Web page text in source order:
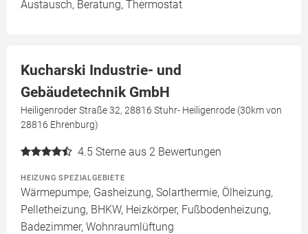
Austausch, Beratung, Thermostat
Kucharski Industrie- und
Gebäudetechnik GmbH
Heiligenroder Straße 32, 28816 Stuhr- Heiligenrode (30km von
28816 Ehrenburg)
4.5 Sterne aus 2 Bewertungen
HEIZUNG SPEZIALGEBIETE
Wärmepumpe, Gasheizung, Solarthermie, Ölheizung,
Pelletheizung, BHKW, Heizkörper, Fußbodenheizung,
Badezimmer, Wohnraumlüftung